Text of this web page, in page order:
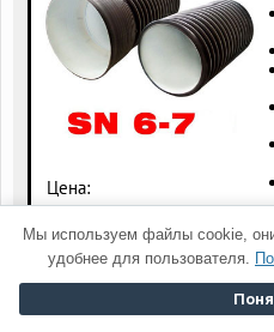
Цена:
1950руб./м.п.
Купить
в 1 клик!
Мы используем файлы cookie,
удобнее для пользователя.